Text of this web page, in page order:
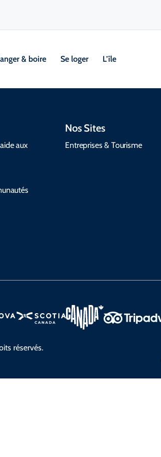
& boire Se loger L’île
aux
Nos Sites
Entreprises & Tourisme
réservés.